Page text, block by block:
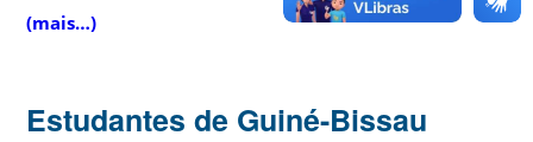
(mais…)
Estudantes de Guiné-Bissau